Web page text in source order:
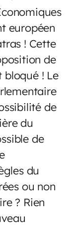
européen
! Cette
de
bloqué ! Le
de
du
de
du
ou non
? Rien